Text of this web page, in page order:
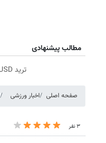
مطالب پیشنهادی
ترید EURUSD با اسپرد از صفر پیپ
صفحه اصلی اخبار ورزشی
۳ نفر